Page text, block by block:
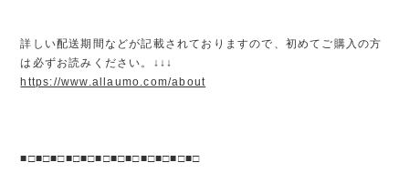
詳しい配送期間などが記載されておりますので、初めてご購入の方
は必ずお読みください。↓↓↓
https://www.allaumo.com/about
■□■□■□■□■□■□■□■□■□■□■□■□